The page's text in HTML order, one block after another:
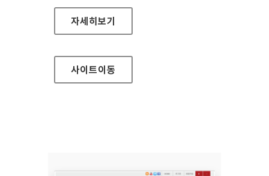
주택관리공단 대표 홈페이지
자세히보기
사이트이동